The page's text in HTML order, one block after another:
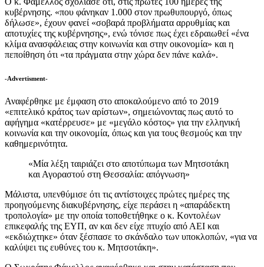
κυβέρνησης. «που φάνηκαν 1.000 στον πρωθυπουργό, όπως
δήλωσε», έχουν φανεί «σοβαρά προβλήματα αρρυθμίας και
αποτυχίες της κυβέρνησης», ενώ τόνισε πως έχει εδραιωθεί «ένα
κλίμα ανασφάλειας στην κοινωνία και στην οικονομία» και η
πεποίθηση ότι «τα πράγματα στην χώρα δεν πάνε καλά».
-Advertisment-
Αναφέρθηκε με έμφαση στο αποκαλούμενο από το 2019
«επιτελικό κράτος των αρίστων», σημειώνοντας πως αυτό το
αφήγημα «κατέρρευσε» με «μεγάλο κόστος» για την ελληνική
κοινωνία και την οικονομία, όπως και για τους θεσμούς και την
καθημερινότητα.
«Μία λέξη ταιριάζει στο αποτύπωμα των Μητσοτάκη
και Αγοραστού στη Θεσσαλία: απόγνωση»
Μάλιστα, υπενθύμισε ότι τις αντίστοιχες πρώτες ημέρες της
προηγούμενης διακυβέρνησης, είχε περάσει η «απαράδεκτη
τροπολογία» με την οποία τοποθετήθηκε ο κ. Κοντολέων
επικεφαλής της ΕΥΠ, αν και δεν είχε πτυχίο από ΑΕΙ και
«εκδιώχτηκε» όταν ξέσπασε το σκάνδαλο των υποκλοπών, «για να
καλύψει τις ευθύνες του κ. Μητσοτάκη».